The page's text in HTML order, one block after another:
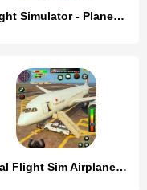
Flight Simulator - Plane Games
Real Flight Sim Airplane Games